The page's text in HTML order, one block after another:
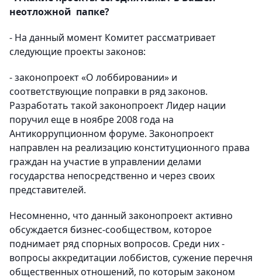
неотложной папке?
- На данный момент Комитет рассматривает
следующие проекты законов:
- законопроект «О лоббировании» и
соответствующие поправки в ряд законов.
Разработать такой законопроект Лидер нации
поручил еще в ноябре 2008 года на
Антикоррупционном форуме. Законопроект
направлен на реализацию конституционного права
граждан на участие в управлении делами
государства непосредственно и через своих
представителей.
Несомненно, что данный законопроект активно
обсуждается бизнес-сообществом, которое
поднимает ряд спорных вопросов. Среди них -
вопросы аккредитации лоббистов, сужение перечня
общественных отношений, по которым законом